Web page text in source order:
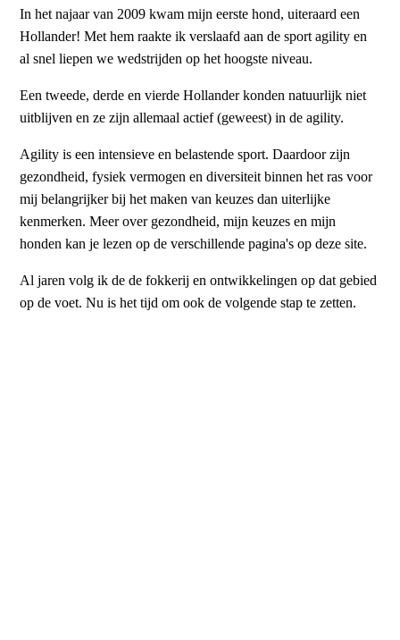
In het najaar van 2009 kwam mijn eerste hond, uiteraard een
Hollander! Met hem raakte ik verslaafd aan de sport agility en
al snel liepen we wedstrijden op het hoogste niveau.
Een tweede, derde en vierde Hollander konden natuurlijk niet
uitblijven en ze zijn allemaal actief (geweest) in de agility.
Agility is een intensieve en belastende sport. Daardoor zijn
gezondheid, fysiek vermogen en diversiteit binnen het ras voor
mij belangrijker bij het maken van keuzes dan uiterlijke
kenmerken. Meer over gezondheid, mijn keuzes en mijn
honden kan je lezen op de verschillende pagina's op deze site.
Al jaren volg ik de de fokkerij en ontwikkelingen op dat gebied
op de voet. Nu is het tijd om ook de volgende stap te zetten.